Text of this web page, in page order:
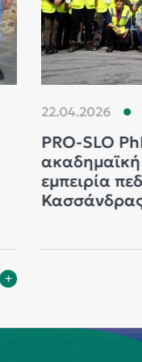
22.04.2026
PRO-SLO
εμπειρία